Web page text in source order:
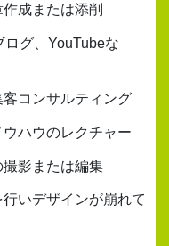
成または添削
グ、YouTubeな
コンサルティング
ハウのレクチャー
影または編集
いデザインが崩れて